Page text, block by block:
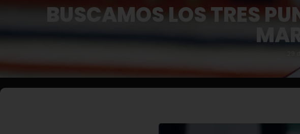
BUSCAMOS LOS TRES